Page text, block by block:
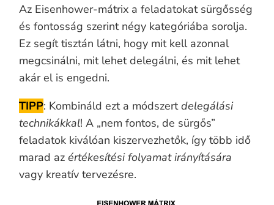
Az Eisenhower-mátrix a feladatokat sürgősség
és fontosság szerint négy kategóriába sorolja.
Ez segít tisztán látni, hogy mit kell azonnal
megcsinálni, mit lehet delegálni, és mit lehet
akár el is engedni.
TIPP: Kombináld ezt a módszertdelegálási
technikákkal! A „nem fontos, de sürgős”
feladatok kiválóan kiszervezhetők, így több idő
marad az értékesítési folyamat irányítására
vagy kreatív tervezésre.